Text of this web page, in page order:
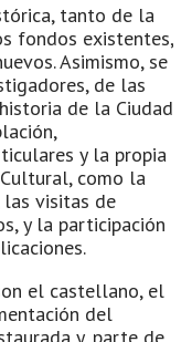
tanto de la
fondos existentes,
Asimismo, se
de las
de la Ciudad
y la propia
como la
visitas de
y la participación
el castellano, el
del
y, parte de